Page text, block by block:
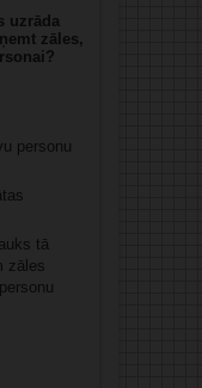
uzrāda
zāles,
personu
tā
zāles